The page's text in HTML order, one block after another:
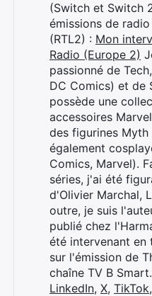
(Switch et Switch
émissions de
(RTL2) : Mon
Radio (Europe 2)
passionné de
DC Comics) et de
possède une
accessoires
des figurines Myth
également
Comics, Marvel).
séries, j'ai été
d'Olivier Marchal,
outre, je suis
publié chez
été intervenant en
sur l'émission de
chaîne TV B
LinkedIn, X, TikTok,
Rechercher